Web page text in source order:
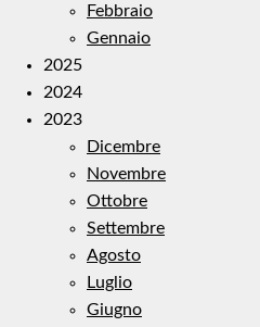
Febbraio
Gennaio
2025
2024
2023
Dicembre
Novembre
Ottobre
Settembre
Agosto
Luglio
Giugno